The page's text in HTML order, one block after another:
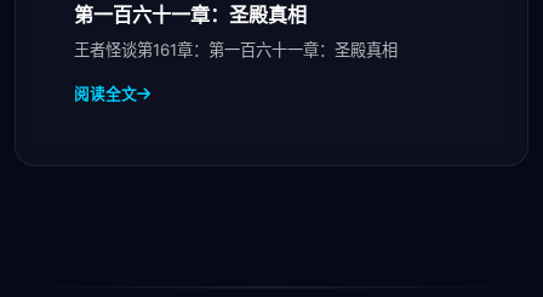
第一百六十一章：圣殿真相
王者怪谈第161章：第一百六十一章：圣殿真相
阅读全文